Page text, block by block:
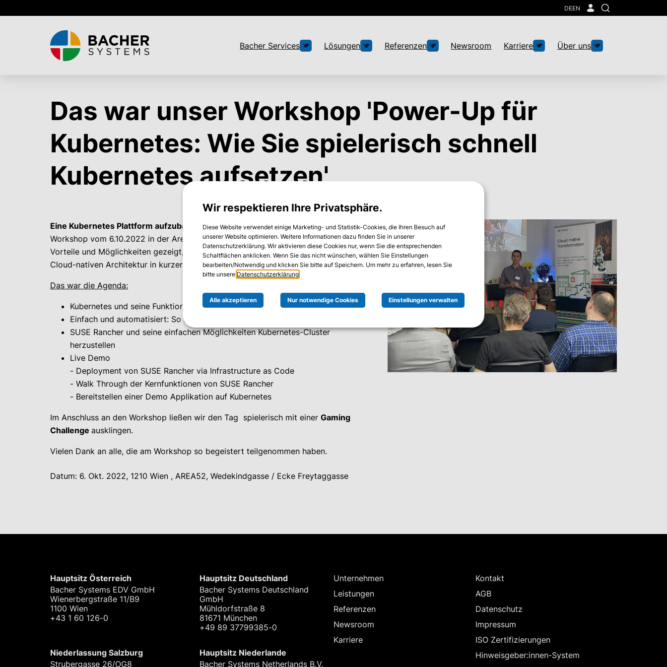
DEEN
Suche
Bacher Services Lösungen Referenzen Newsroom Karriere Über uns
Das war unser Workshop 'Power-Up für
Kubernetes: Wie Sie spielerisch schnell
Kubernetes aufsetzen'
Eine Kubernetes Plattform aufzubauen, ist viel einfacher als gedacht! In unserem
Workshop vom 6.10.2022 in der Area52 hat unser Experte Manfred Pichlbauer die
Vorteile und Möglichkeiten gezeigt, eine produktiveKubernetes-Plattform auf einer
Cloud-nativen Architektur in kurzer Zeit aufzubauen.
Das war die Agenda:
Kubernetes und seine Funktionen.
Einfach und automatisiert: So bauen Sie eine Kubernetes-Plattform auf
SUSE Rancher und seine einfachen Möglichkeiten Kubernetes-Cluster
herzustellen
Live Demo
- Deployment von SUSE Rancher via Infrastructure as Code
- Walk Through der Kernfunktionen von SUSE Rancher
- Bereitstellen einer Demo Applikation auf Kubernetes
Im Anschluss an den Workshop ließen wir den Tag spielerisch mit einer Gaming
Challenge ausklingen.
Vielen Dank an alle, die am Workshop so begeistert teilgenommen haben.
Datum: 6. Okt. 2022, 1210 Wien , AREA52, Wedekindgasse / Ecke Freytaggasse
Wir respektieren Ihre Privatsphäre.
Diese Website verwendet einige Marketing- und Statistik-Cookies, die Ihren Besuch auf
unserer Website optimieren. Weitere Informationen dazu finden Sie in unserer
Datenschutzerklärung. Wir aktivieren diese Cookies nur, wenn Sie die entsprechenden
Schaltflächen anklicken. Wenn Sie das nicht wünschen, wählen Sie Einstellungen
bearbeiten/Notwendig und klicken Sie bitte auf Speichern. Um mehr zu erfahren, lesen Sie
bitte unsere Datenschutzerklärung
Alle akzeptieren Nur notwendige Cookies Einstellungen verwalten
Hauptsitz Österreich
Bacher Systems EDV GmbH
Wienerbergstraße 11/B9
1100 Wien
+43 1 60 126-0
Hauptsitz Deutschland
Bacher Systems Deutschland
GmbH
Mühldorfstraße 8
81671 München
+49 89 37799385-0
Niederlassung Salzburg
Strubergasse 26/OG8
Hauptsitz Niederlande
Bacher Systems Netherlands B.V.
Unternehmen
Leistungen
Referenzen
Newsroom
Karriere
Kontakt
AGB
Datenschutz
Impressum
ISO Zertifizierungen
Hinweisgeber:innen-System